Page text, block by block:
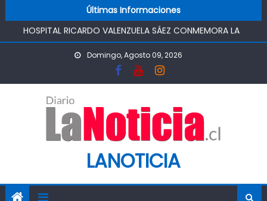
Últimas Informaciones
HOSPITAL RICARDO VALENZUELA SÁEZ CONMEMORA LA
SEMANA MUNDIAL DE LA LACTANCIA MATERNA
PROMOVIENDO UN COMIENZO DE VIDA SALUDABLE
IMPULSA AGUA DE AGROSUPER PERMITIRÁ LA
CONSTRUCCIÓN DE POZO DEL SSR CALIFORNIA Y
COMUNIDAD
MINISTRO DE AGRICULTURA REALIZA GIRA POR CINCO
REGIONES PARA MONITOREAR EFECTOS DEL SISTEMA
PASO PEHUENCHE AVANZA COMO ALTERNATIVA
SIGUEN LOS CIERRES DE PROSTÍBULOS CLANDESTINOS EN
Domingo, Agosto 09, 2026
LANOTICIA